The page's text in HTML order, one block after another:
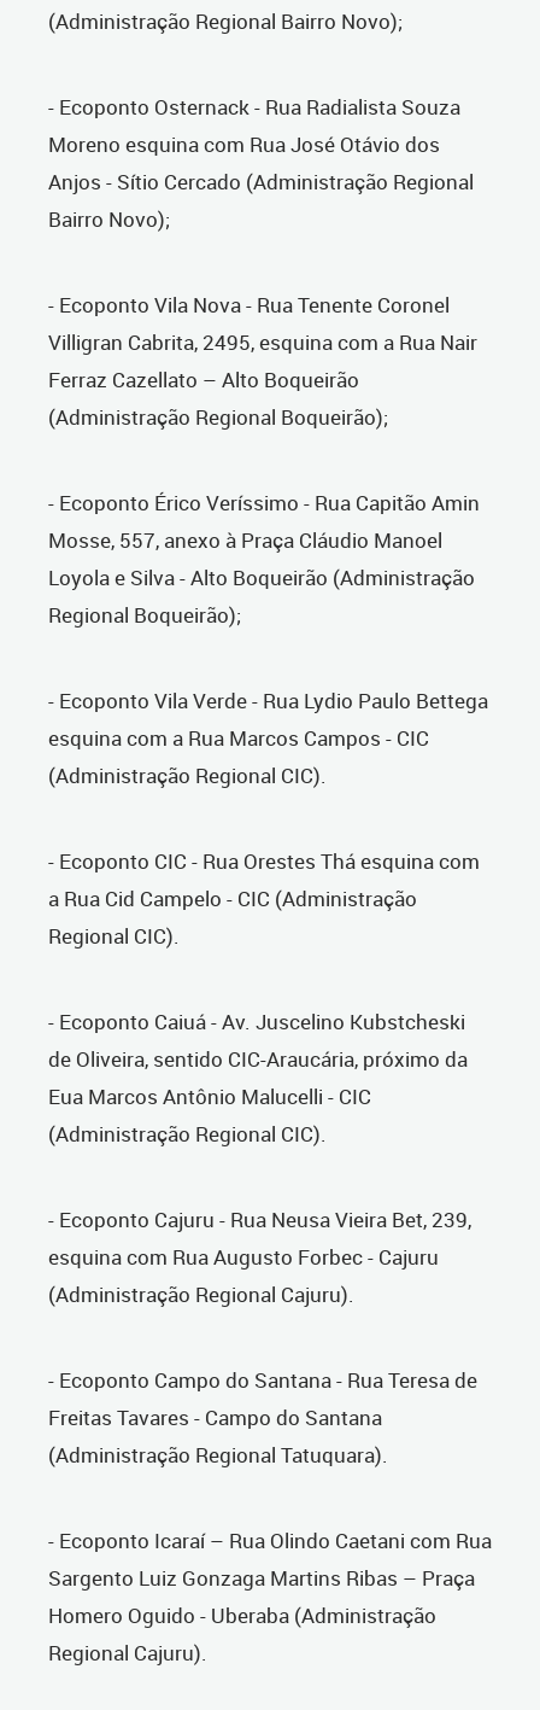
(Administração Regional Bairro Novo);
- Ecoponto Osternack - Rua Radialista Souza
Moreno esquina com Rua José Otávio dos
Anjos - Sítio Cercado (Administração Regional
Bairro Novo);
- Ecoponto Vila Nova - Rua Tenente Coronel
Villigran Cabrita, 2495, esquina com a Rua Nair
Ferraz Cazellato – Alto Boqueirão
(Administração Regional Boqueirão);
- Ecoponto Érico Veríssimo - Rua Capitão Amin
Mosse, 557, anexo à Praça Cláudio Manoel
Loyola e Silva - Alto Boqueirão (Administração
Regional Boqueirão);
- Ecoponto Vila Verde - Rua Lydio Paulo Bettega
esquina com a Rua Marcos Campos - CIC
(Administração Regional CIC).
- Ecoponto CIC - Rua Orestes Thá esquina com
a Rua Cid Campelo - CIC (Administração
Regional CIC).
- Ecoponto Caiuá - Av. Juscelino Kubstcheski
de Oliveira, sentido CIC-Araucária, próximo da
Eua Marcos Antônio Malucelli - CIC
(Administração Regional CIC).
- Ecoponto Cajuru - Rua Neusa Vieira Bet, 239,
esquina com Rua Augusto Forbec - Cajuru
(Administração Regional Cajuru).
- Ecoponto Campo do Santana - Rua Teresa de
Freitas Tavares - Campo do Santana
(Administração Regional Tatuquara).
- Ecoponto Icaraí – Rua Olindo Caetani com Rua
Sargento Luiz Gonzaga Martins Ribas – Praça
Homero Oguido - Uberaba (Administração
Regional Cajuru).